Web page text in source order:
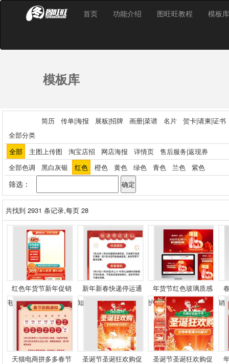
首页 功能介绍 图旺旺教程 模板库
模板库
全部分类
简历 传单|海报 展板|招牌 画册|菜谱 名片 贺卡|请柬|证书
全部 主图上传图 淘宝店招 网店海报 详情页
售后服务|返现券
全部色调
黑白灰银 红色 橙色 黄色 绿色 青色 兰色 紫色
筛选：
共找到 2931 条记录,每页 28
红色年货节新年促销
电...
新年新春快递停运通
知...
年货节红色玻璃质感
护...
销
天猫电商拼多多春节
圣诞节圣诞狂欢购促
圣诞节圣诞狂欢购促